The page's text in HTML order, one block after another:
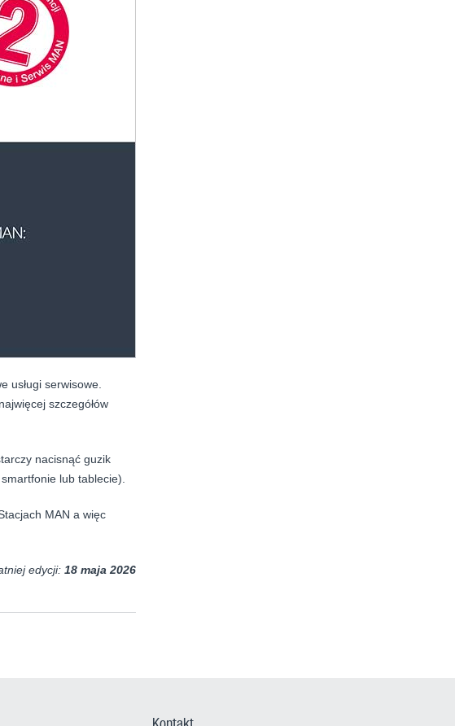
usługi serwisowe.
szczegółów
nacisnąć guzik
lub tablecie).
MAN a więc
edycji: 18 maja 2026